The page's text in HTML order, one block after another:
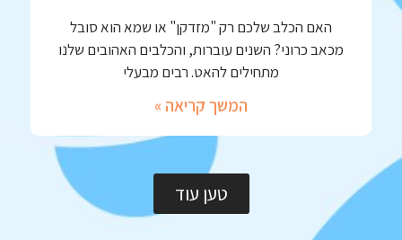
האם הכלב שלכם רק "מזדקן" או שמא הוא סובל
מכאב כרוני? השנים עוברות, והכלבים האהובים שלנו
מתחילים להאט. רבים מבעלי
המשך קריאה »
טען עוד